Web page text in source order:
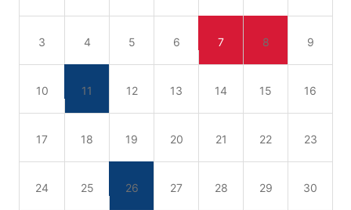
3 4 5 6 7 8 9
10 11 12 13 14 15 16
17 18 19 20 21 22 23
24 25 26 27 28 29 30